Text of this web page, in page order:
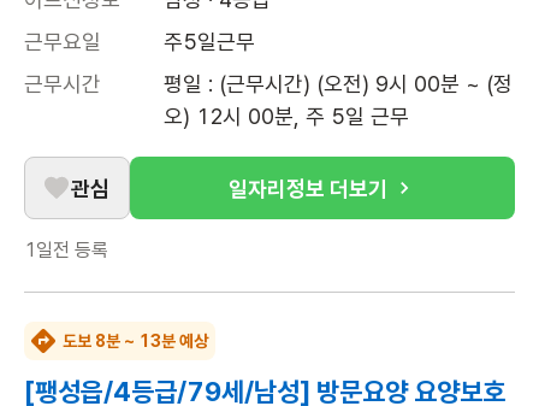
근무요일
주5일근무
근무시간
평일 : (근무시간) (오전) 9시 00분 ~ (정
오) 12시 00분, 주 5일 근무
관심 일자리정보 더보기
1일전 등록
도보 8분 ~ 13분 예상
[팽성읍/4등급/79세/남성] 방문요양 요양보호